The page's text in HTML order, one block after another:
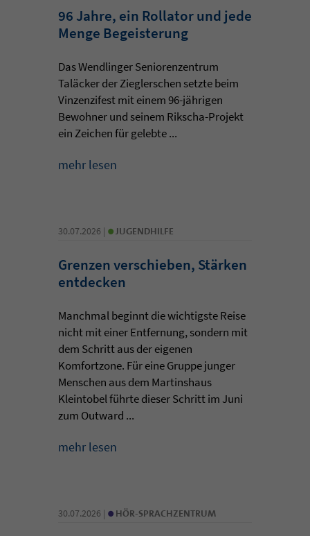
96 Jahre, ein Rollator und jede
Menge Begeisterung
Das Wendlinger Seniorenzentrum
Taläcker der Zieglerschen setzte beim
Vinzenzifest mit einem 96-jährigen
Bewohner und seinem Rikscha-Projekt
ein Zeichen für gelebte ...
mehr lesen
30.07.2026 | • JUGENDHILFE
Grenzen verschieben, Stärken
entdecken
Manchmal beginnt die wichtigste Reise
nicht mit einer Entfernung, sondern mit
dem Schritt aus der eigenen
Komfortzone. Für eine Gruppe junger
Menschen aus dem Martinshaus
Kleintobel führte dieser Schritt im Juni
zum Outward ...
mehr lesen
30.07.2026 | • HÖR-SPRACHZENTRUM